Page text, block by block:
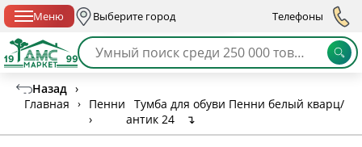
Меню Выберите город Телефоны
Назад ›
Главная
›
Пенни
›
Тумба для обуви Пенни белый кварц/
антик 24
↴